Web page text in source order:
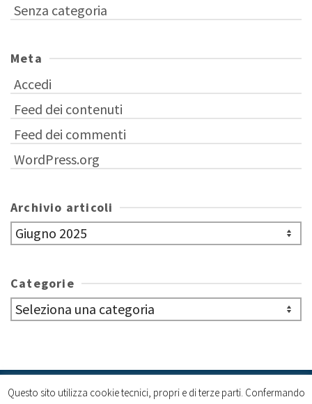
Senza categoria
Meta
Accedi
Feed dei contenuti
Feed dei commenti
WordPress.org
Archivio articoli
Archivio
articoli
Categorie
Categorie
Cookie policy
Questo sito utilizza cookie tecnici, propri e di terze parti. Confermando